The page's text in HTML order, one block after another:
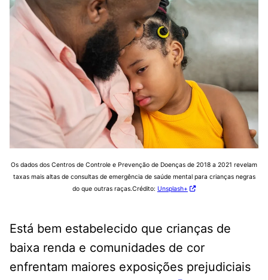
Os dados dos Centros de Controle e Prevenção de Doenças de 2018 a 2021 revelam
taxas mais altas de consultas de emergência de saúde mental para crianças negras
do que outras raças.Crédito: Unsplash+
Está bem estabelecido que crianças de
baixa renda e comunidades de cor
enfrentam maiores exposições prejudiciais